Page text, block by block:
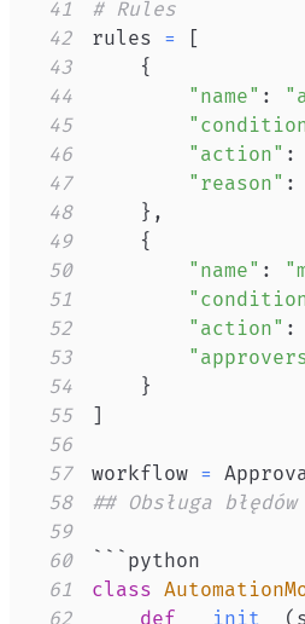
41
# Rules
42
rules =
[
43
{
44
"name" :
45
46
"action" :
47
"reason" :
48
} ,
49
{
50
"name" :
51
52
"action" :
53
54
}
55
]
56
57
workflow =
58
## Obsługa
59
60
61
class
62
def __init__ (